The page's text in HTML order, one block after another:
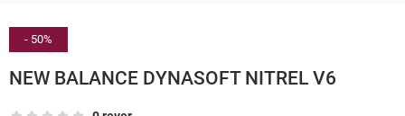
- 50%
NEW BALANCE DYNASOFT NITREL V6